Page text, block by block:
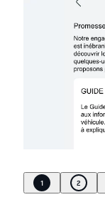
1 2